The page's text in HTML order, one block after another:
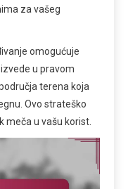
za vašeg
omogućuje
u pravom
terena koja
Ovo strateško
meča u vašu korist.